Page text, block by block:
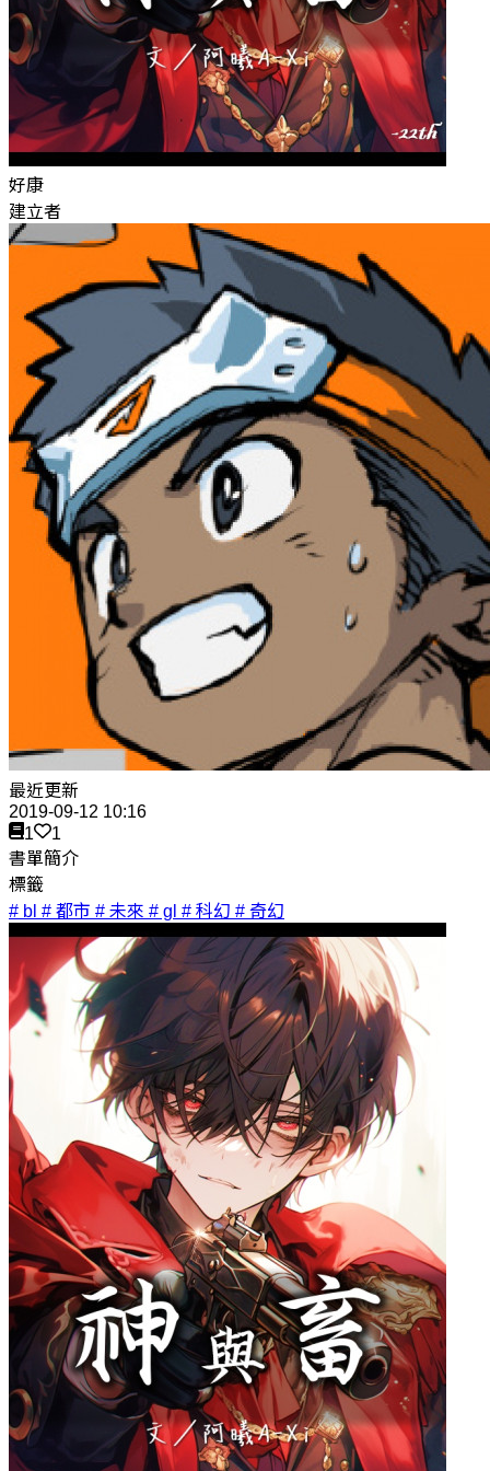
好康
建立者
最近更新
2019-09-12 10:16
1
1
書單簡介
標籤
# bl # 都市 # 未來 # gl # 科幻 # 奇幻